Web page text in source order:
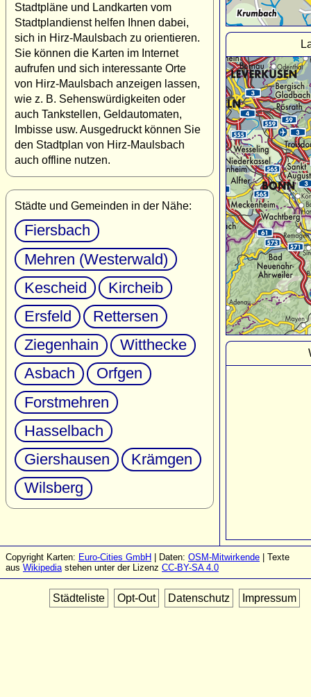
Stadtpläne und Landkarten vom
Stadtplandienst helfen Ihnen dabei,
sich in Hirz-Maulsbach zu orientieren.
Sie können die Karten im Internet
aufrufen und sich interessante Orte
von Hirz-Maulsbach anzeigen lassen,
wie z. B. Sehenswürdigkeiten oder
auch Tankstellen, Geldautomaten,
Imbisse usw. Ausgedruckt können Sie
den Stadtplan von Hirz-Maulsbach
auch offline nutzen.
Städte und Gemeinden in der Nähe:
Fiersbach
Mehren (Westerwald)
Kescheid
Kircheib
Ersfeld
Rettersen
Ziegenhain
Witthecke
Asbach
Orfgen
Forstmehren
Hasselbach
Giershausen
Krämgen
Wilsberg
Copyright Karten: Euro-Cities GmbH | Daten: OSM-Mitwirkende | Texte
aus Wikipediastehen unter der Lizenz CC-BY-SA 4.0
Städteliste Opt-Out Datenschutz Impressum